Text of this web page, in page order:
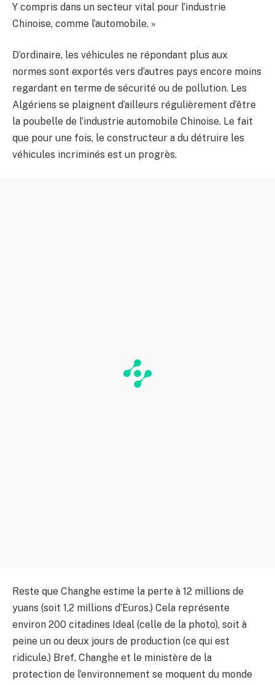
Y compris dans un secteur vital pour l’industrie
Chinoise, comme l’automobile. »
D’ordinaire, les véhicules ne répondant plus aux
normes sont exportés vers d’autres pays encore moins
regardant en terme de sécurité ou de pollution. Les
Algériens se plaignent d’ailleurs régulièrement d’être
la poubelle de l’industrie automobile Chinoise. Le fait
que pour une fois, le constructeur a du détruire les
véhicules incriminés est un progrès.
Reste que Changhe estime la perte à 12 millions de
yuans (soit 1,2 millions d’Euros.) Cela représente
environ 200 citadines Ideal (celle de la photo), soit à
peine un ou deux jours de production (ce qui est
ridicule.) Bref, Changhe et le ministère de la
protection de l’environnement se moquent du monde